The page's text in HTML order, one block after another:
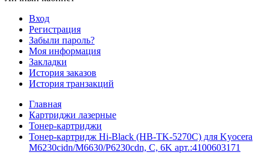
Вход
Регистрация
Забыли пароль?
Моя информация
Закладки
История заказов
История транзакций
Главная
Картриджи лазерные
Тонер-картриджи
Тонер-картридж Hi-Black (HB-TK-5270C) для Kyocera
M6230cidn/M6630/P6230cdn, C, 6K арт.:4100603171